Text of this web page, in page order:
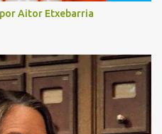
Aitor Etxebarria